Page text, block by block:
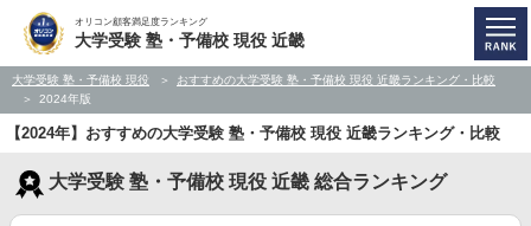
オリコン顧客満足度ランキング
大学受験 塾・予備校 現役 近畿
大学受験 塾・予備校 現役
おすすめの大学受験 塾・予備校 現役 近畿ランキング・比較
2024年版
【2024年】おすすめの大学受験 塾・予備校 現役 近畿ランキング・比較
大学受験 塾・予備校 現役 近畿 総合ランキング